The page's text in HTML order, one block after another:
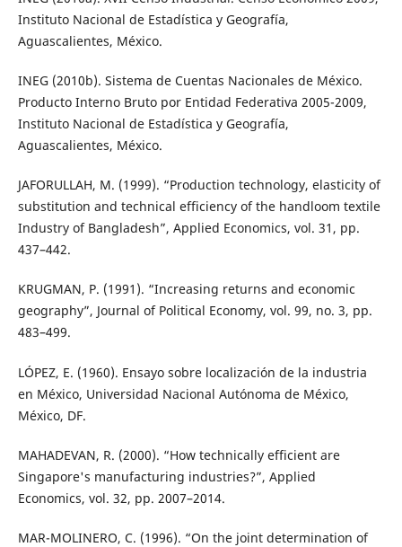
Instituto Nacional de Estadística y Geografía,
Aguascalientes, México.
INEG (2010b). Sistema de Cuentas Nacionales de México.
Producto Interno Bruto por Entidad Federativa 2005-2009,
Instituto Nacional de Estadística y Geografía,
Aguascalientes, México.
JAFORULLAH, M. (1999). “Production technology, elasticity of
substitution and technical efficiency of the handloom textile
Industry of Bangladesh”, Applied Economics, vol. 31, pp.
437–442.
KRUGMAN, P. (1991). “Increasing returns and economic
geography”, Journal of Political Economy, vol. 99, no. 3, pp.
483–499.
LÓPEZ, E. (1960). Ensayo sobre localización de la industria
en México, Universidad Nacional Autónoma de México,
México, DF.
MAHADEVAN, R. (2000). “How technically efficient are
Singapore's manufacturing industries?”, Applied
Economics, vol. 32, pp. 2007–2014.
MAR-MOLINERO, C. (1996). “On the joint determination of